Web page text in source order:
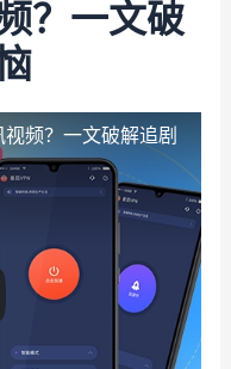
？一文破
频？一文破解追剧